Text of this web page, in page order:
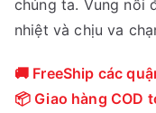
chúng ta. Vung nồi
nhiệt và chịu va
🚚 FreeShip các
📦 Giao hàng COD